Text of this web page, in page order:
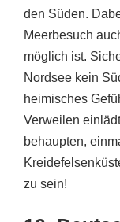
den Süden.
Meerbesuch
möglich ist.
Nordsee kein
heimisches
Verweilen
behaupten,
zu sein!